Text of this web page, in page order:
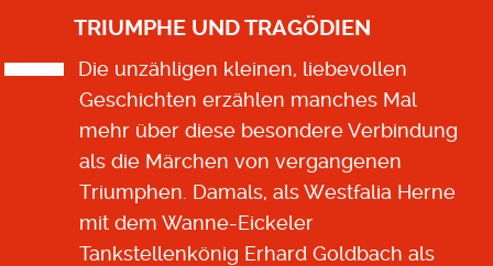
TRIUMPHE UND TRAGÖDIEN
Die unzähligen kleinen, liebevollen
Geschichten erzählen manches Mal
mehr über diese besondere Verbindung
als die Märchen von vergangenen
Triumphen. Damals, als Westfalia Herne
mit dem Wanne-Eickeler
Tankstellenkönig Erhard Goldbach als